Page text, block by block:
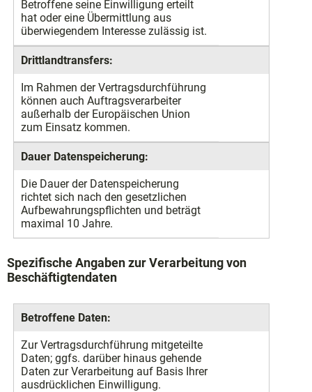
Betroffene seine Einwilligung erteilt
hat oder eine Übermittlung aus
überwiegendem Interesse zulässig ist.
Drittlandtransfers:
Im Rahmen der Vertragsdurchführung
können auch Auftragsverarbeiter
außerhalb der Europäischen Union
zum Einsatz kommen.
Dauer Datenspeicherung:
Die Dauer der Datenspeicherung
richtet sich nach den gesetzlichen
Aufbewahrungspflichten und beträgt
maximal 10 Jahre.
Spezifische Angaben zur Verarbeitung von
Beschäftigtendaten
Betroffene Daten:
Zur Vertragsdurchführung mitgeteilte
Daten; ggfs. darüber hinaus gehende
Daten zur Verarbeitung auf Basis Ihrer
ausdrücklichen Einwilligung.